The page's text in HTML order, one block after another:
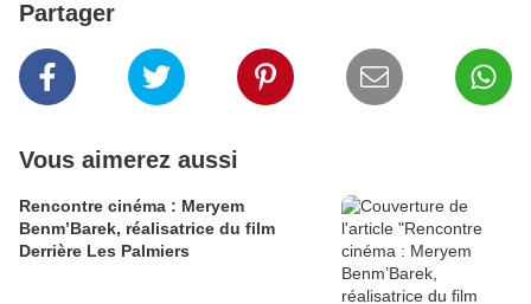
Partager
Vous aimerez aussi
Rencontre cinéma : Meryem
Benm’Barek, réalisatrice du film
Derrière Les Palmiers